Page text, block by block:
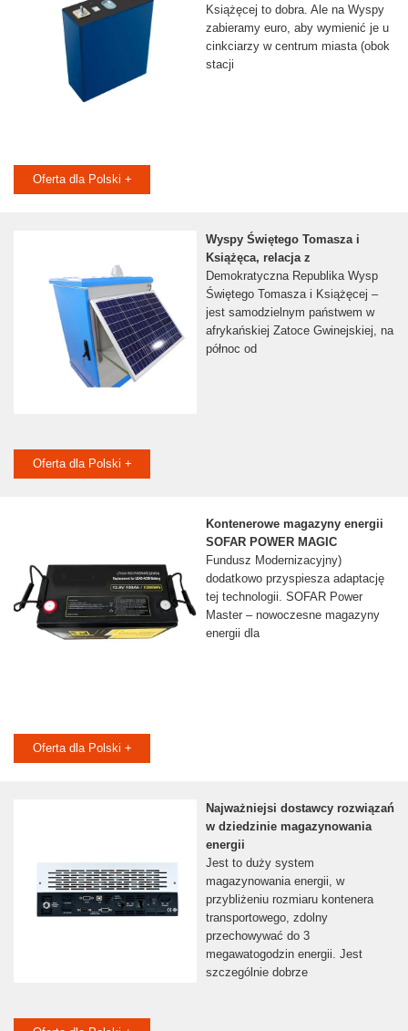
Książęcej to dobra. Ale na Wyspy
zabieramy euro, aby wymienić je u
cinkciarzy w centrum miasta (obok
stacji
Oferta dla Polski +
Wyspy Świętego Tomasza i
Książęca, relacja z
Demokratyczna Republika Wysp
Świętego Tomasza i Książęcej –
jest samodzielnym państwem w
afrykańskiej Zatoce Gwinejskiej, na
północ od
Oferta dla Polski +
Kontenerowe magazyny energii
SOFAR POWER MAGIC
Fundusz Modernizacyjny)
dodatkowo przyspiesza adaptację
tej technologii. SOFAR Power
Master – nowoczesne magazyny
energii dla
Oferta dla Polski +
Najważniejsi dostawcy rozwiązań
w dziedzinie magazynowania
energii
Jest to duży system
magazynowania energii, w
przybliżeniu rozmiaru kontenera
transportowego, zdolny
przechowywać do 3
megawatogodzin energii. Jest
szczególnie dobrze